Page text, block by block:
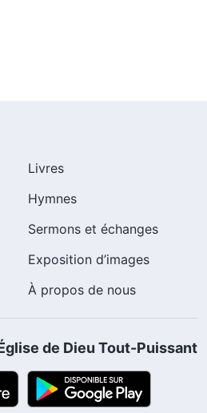
Livres
Hymnes
Sermons et échanges
Exposition d’images
À propos de nous
de Dieu Tout-Puissant